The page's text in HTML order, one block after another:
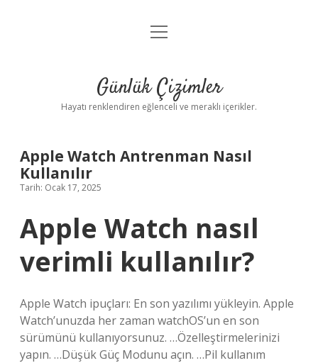
Anasayfa
Yasal Uyarı
menüyü
Günlük Çizimler
Hayatı renklendiren eğlenceli ve meraklı içerikler.
Apple Watch Antrenman Nasıl
Kullanılır
Tarih: Ocak 17, 2025
Apple Watch nasıl
verimli kullanılır?
Apple Watch ipuçları: En son yazılımı yükleyin. Apple
Watch’unuzda her zaman watchOS’un en son
sürümünü kullanıyorsunuz. …Özelleştirmelerinizi
yapın. …Düşük Güç Modunu açın. …Pil kullanım